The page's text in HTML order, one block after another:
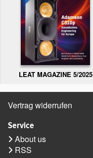
LEAT MAGAZINE 5/2025
Vertrag widerrufen
Service
About us
RSS